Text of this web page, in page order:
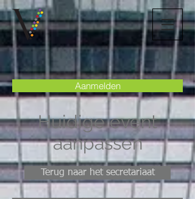
Aanmelden
Huidige event
aanpassen
Terug naar het secretariaat